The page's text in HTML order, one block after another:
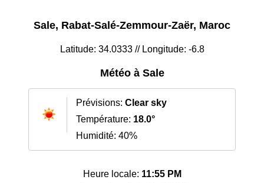
Sale, Rabat-Salé-Zemmour-Zaër, Maroc
Latitude: 34.0333 // Longitude: -6.8
Météo à Sale
Prévisions: Clear sky
Température: 18.0°
Humidité: 40%
Heure locale: 11:55 PM